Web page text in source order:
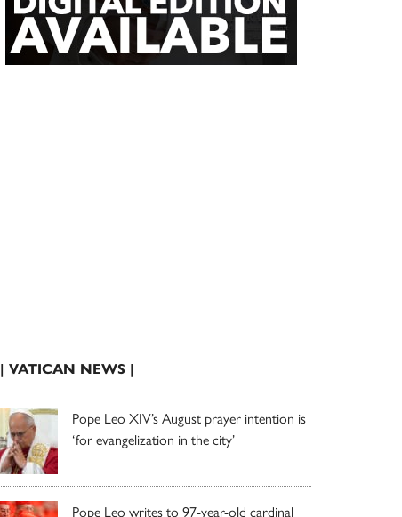
| VATICAN NEWS |
Pope Leo XIV’s August prayer intention is
‘for evangelization in the city’
Pope Leo writes to 97-year-old cardinal